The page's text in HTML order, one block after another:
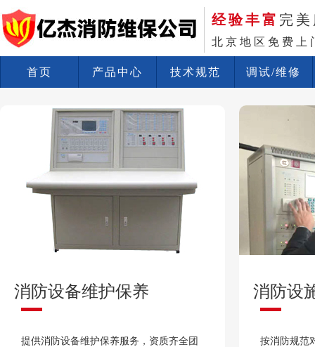
经验丰富 完
北京地区免费上
首页 产品中心 技术规范 调试/维修
消防设备维护保养
提供消防设备维护保养服务，资质齐全团
消防设
按消防规范